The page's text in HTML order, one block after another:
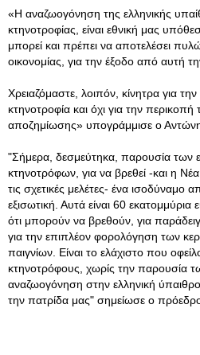
«Η αναζωογόνηση της ελληνικής
κτηνοτροφίας, είναι εθνική μας
μπορεί και πρέπει να αποτελέσει
οικονομίας, για την έξοδο από αυτή
Χρειαζόμαστε, λοιπόν, κίνητρα για
κτηνοτροφία και όχι για την περικοπή
αποζημίωσης» υπογράμμισε ο
"Σήμερα, δεσμεύτηκα, παρουσία
κτηνοτρόφων, για να βρεθεί -και η
τις σχετικές μελέτες- ένα ισοδύναμο
εξισωτική. Αυτά είναι 60
ότι μπορούν να βρεθούν, για
για την επιπλέον φορολόγηση των
παιγνίων. Είναι το ελάχιστο που
κτηνοτρόφους, χωρίς την παρουσία
αναζωογόνηση στην ελληνική
την πατρίδα μας" σημείωσε ο